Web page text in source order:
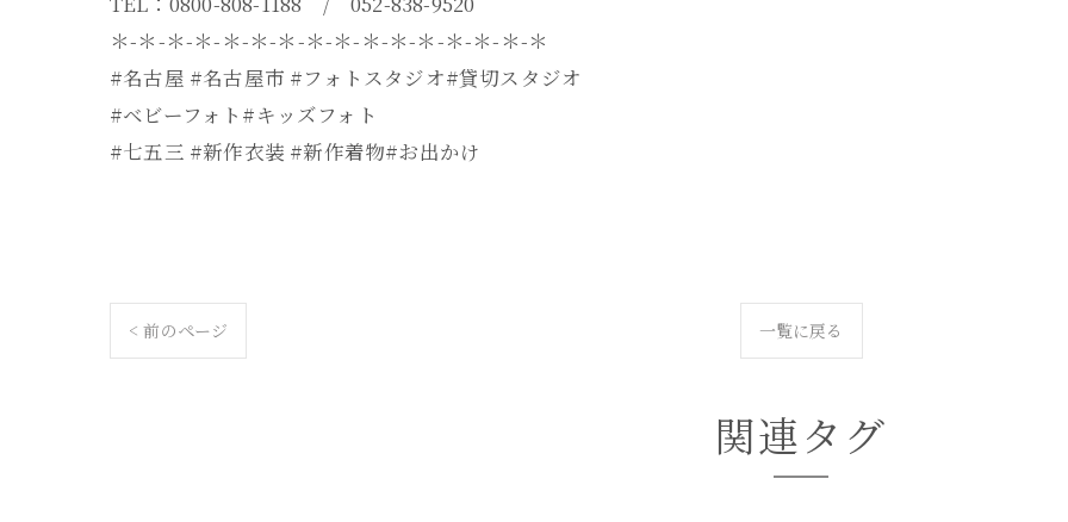
＊-＊-＊-＊-＊-＊-＊-＊-＊-＊-＊-＊-＊-＊-＊-＊
#名古屋 #名古屋市 #フォトスタジオ#貸切スタジオ
#ベビーフォト#キッズフォト
#七五三 #新作衣装 #新作着物#お出かけ
< 前のページ 一覧に戻る
関連タグ